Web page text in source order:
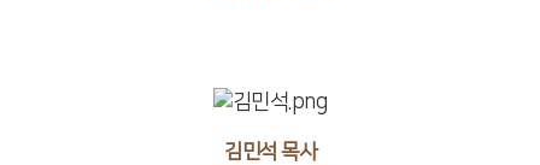
김민석 목사